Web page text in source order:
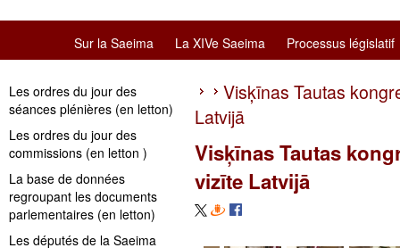
Sur la Saeima La XIVe Saeima Processus législatif
Les ordres du jour des
séances plénières (en letton)
Les ordres du jour des
commissions (en letton )
La base de données
regroupant les documents
parlementaires (en letton)
Les députés de la Saeima
Visķīnas Tautas
Latvijā
Visķīnas Tautas
vizīte Latvijā